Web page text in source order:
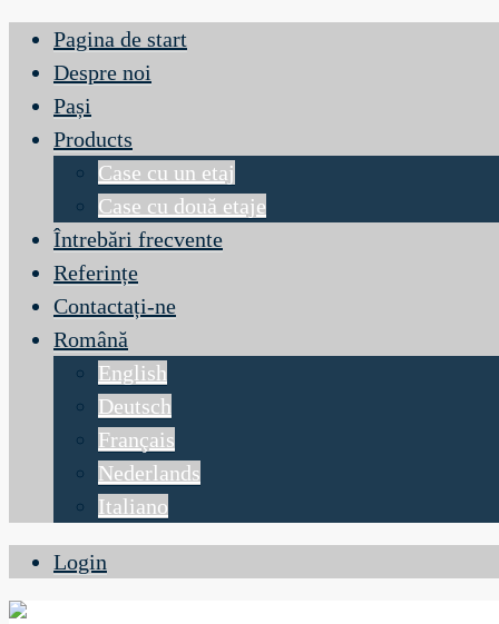
Pagina de start
Despre noi
Pași
Products
Case cu un etaj
Case cu două etaje
Întrebări frecvente
Referințe
Contactați-ne
Română
English
Deutsch
Français
Nederlands
Italiano
Login